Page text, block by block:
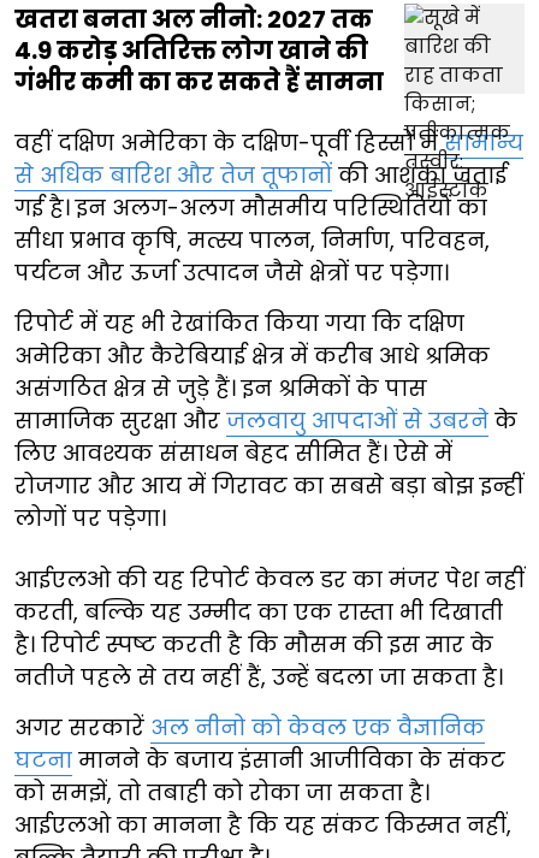
खतरा बनता अल नीनो: 2027 तक
4.9 करोड़ अतिरिक्त लोग खाने की
गंभीर कमी का कर सकते हैं सामना
वहीं दक्षिण अमेरिका के दक्षिण-पूर्वी हिस्सों मेंसामान्य
से अधिक बारिश और तेज तूफानों की आशंका जताई
गई है। इन अलग-अलग मौसमीय परिस्थितियों का
सीधा प्रभाव कृषि, मत्स्य पालन, निर्माण, परिवहन,
पर्यटन और ऊर्जा उत्पादन जैसे क्षेत्रों पर पड़ेगा।
रिपोर्ट में यह भी रेखांकित किया गया कि दक्षिण
अमेरिका और कैरेबियाई क्षेत्र में करीब आधे श्रमिक
असंगठित क्षेत्र से जुड़े हैं। इन श्रमिकों के पास
सामाजिक सुरक्षा और जलवायु आपदाओं से उबरने के
लिए आवश्यक संसाधन बेहद सीमित हैं। ऐसे में
रोजगार और आय में गिरावट का सबसे बड़ा बोझ इन्हीं
लोगों पर पड़ेगा।
आईएलओ की यह रिपोर्ट केवल डर का मंजर पेश नहीं
करती, बल्कि यह उम्मीद का एक रास्ता भी दिखाती
है। रिपोर्ट स्पष्ट करती है कि मौसम की इस मार के
नतीजे पहले से तय नहीं हैं, उन्हें बदला जा सकता है।
अगर सरकारें अल नीनो को केवल एक वैज्ञानिक
घटना मानने के बजाय इंसानी आजीविका के संकट
को समझें, तो तबाही को रोका जा सकता है।
आईएलओ का मानना है कि यह संकट किस्मत नहीं,